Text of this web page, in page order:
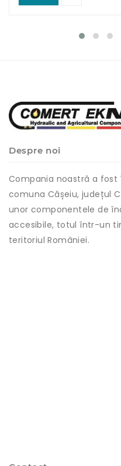
Despre noi
Compania noastră a fost
comuna Cășeiu, județul
unor componentele de
accesibile, totul într-un
teritoriul României.